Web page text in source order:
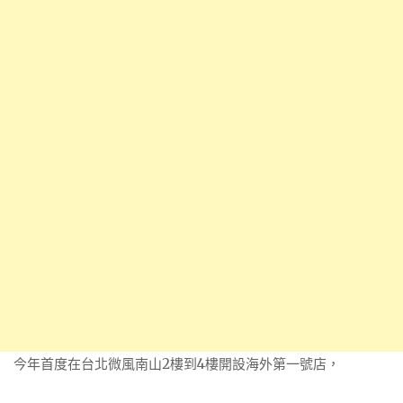
今年首度在台北微風南山2樓到4樓開設海外第一號店，